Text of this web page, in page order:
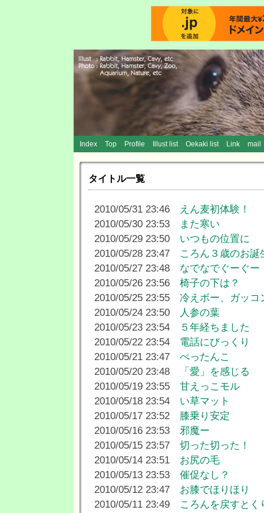
Index Top Profile Illust list Oekaki list Link mail
タイトル一覧
2010/05/31 23:46
えん麦初体験！
2010/05/30 23:53
また寒い
2010/05/29 23:50 いつもの位置に
2010/05/28 23:47
ころん３歳のお誕
2010/05/27 23:48 なでなでぐーぐー
2010/05/26 23:56 椅子の下は？
2010/05/25 23:55 冷えボー、ガッコ
2010/05/24 23:50
人参の葉
2010/05/23 23:54
５年経ちました
2010/05/22 23:54 電話にびっくり
2010/05/21 23:47 ぺったんこ
2010/05/20 23:48
「愛」を感じる
2010/05/19 23:55 甘えっこモル
2010/05/18 23:54 い草マット
2010/05/17 23:52 膝乗り安定
2010/05/16 23:53 邪魔ー
2010/05/15 23:57 切った切った！
2010/05/14 23:51 お尻の毛
2010/05/13 23:53 催促なし？
2010/05/12 23:47 お膝でほりほり
2010/05/11 23:49
ころんを戻すと